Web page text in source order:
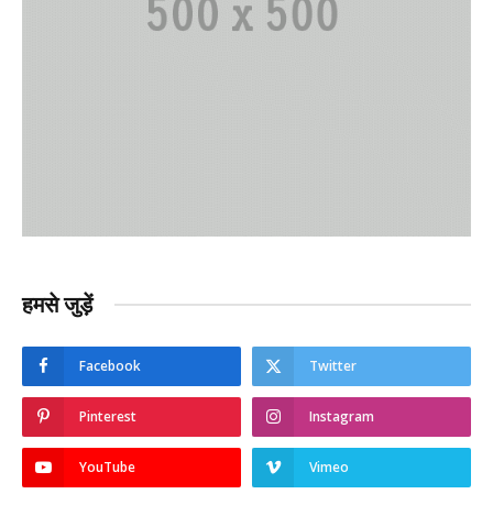
हमसे जुड़ें
Facebook Twitter
Pinterest Instagram
YouTube Vimeo